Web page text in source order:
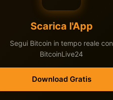
Scarica l'App
Segui Bitcoin in tempo reale con
BitcoinLive24
Download Gratis